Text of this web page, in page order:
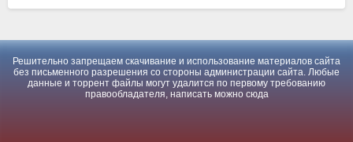
Решительно запрещаем скачивание и использование материалов сайта
без письменного разрешения со стороны администрации сайта. Любые
данные и торрент файлы могут удалится по первому требованию
правообладателя, написать можно сюда